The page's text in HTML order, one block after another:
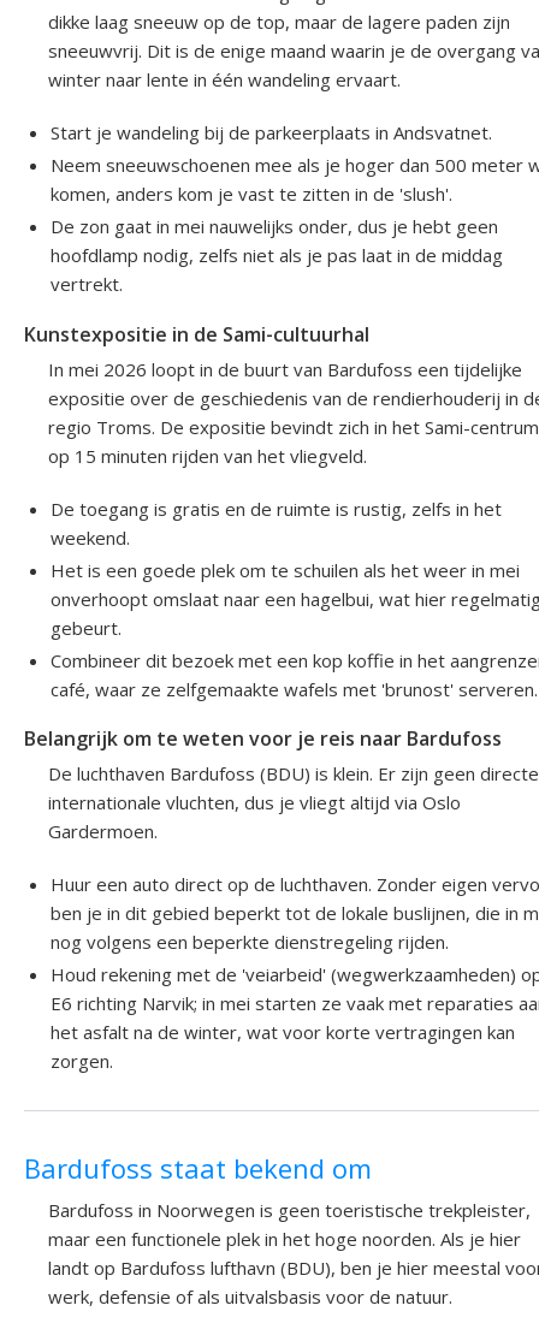
dikke laag sneeuw op de top, maar de lagere paden zijn
sneeuwvrij. Dit is de enige maand waarin je de overgang
winter naar lente in één wandeling ervaart.
Start je wandeling bij de parkeerplaats in Andsvatnet.
Neem sneeuwschoenen mee als je hoger dan 500 meter
komen, anders kom je vast te zitten in de 'slush'.
De zon gaat in mei nauwelijks onder, dus je hebt geen
hoofdlamp nodig, zelfs niet als je pas laat in de middag
vertrekt.
Kunstexpositie in de Sami-cultuurhal
In mei 2026 loopt in de buurt van Bardufoss een tijdelijke
expositie over de geschiedenis van de rendierhouderij in
regio Troms. De expositie bevindt zich in het Sami-
op 15 minuten rijden van het vliegveld.
De toegang is gratis en de ruimte is rustig, zelfs in het
weekend.
Het is een goede plek om te schuilen als het weer in mei
onverhoopt omslaat naar een hagelbui, wat hier
gebeurt.
Combineer dit bezoek met een kop koffie in het
café, waar ze zelfgemaakte wafels met 'brunost' serveren.
Belangrijk om te weten voor je reis naar Bardufoss
De luchthaven Bardufoss (BDU) is klein. Er zijn geen directe
internationale vluchten, dus je vliegt altijd via Oslo
Gardermoen.
Huur een auto direct op de luchthaven. Zonder eigen
ben je in dit gebied beperkt tot de lokale buslijnen, die in
nog volgens een beperkte dienstregeling rijden.
Houd rekening met de 'veiarbeid' (wegwerkzaamheden)
E6 richting Narvik; in mei starten ze vaak met reparaties
het asfalt na de winter, wat voor korte vertragingen kan
zorgen.
Bardufoss staat bekend om
Bardufoss in Noorwegen is geen toeristische trekpleister,
maar een functionele plek in het hoge noorden. Als je hier
landt op Bardufoss lufthavn (BDU), ben je hier meestal
werk, defensie of als uitvalsbasis voor de natuur.